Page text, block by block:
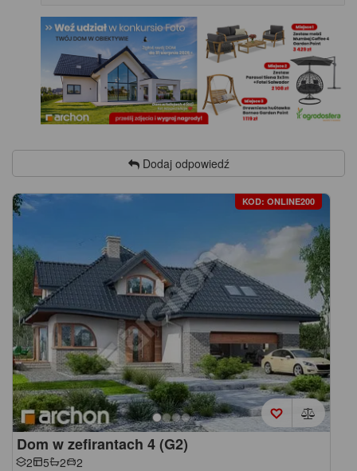
Dodaj odpowiedź
KOD: ONLINE200
Dom w zefirantach 4 (G2)
2 5 2 2